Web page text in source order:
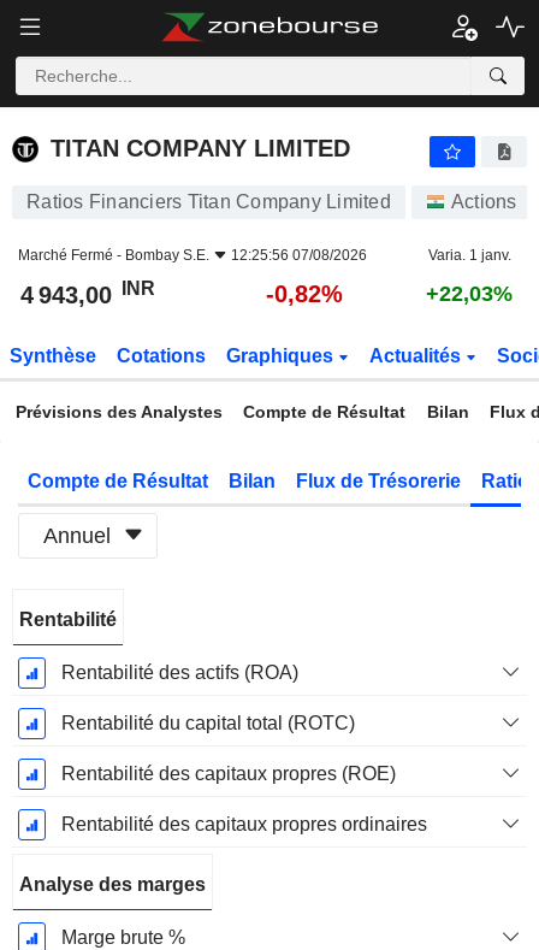
TITAN COMPANY LIMITED
TITAN COMPANY LIMITED
Ratios Financiers Titan Company Limited Actions
Marché Fermé - Bombay S.E. 12:25:56 07/08/2026 Varia. 1 janv.
4 943,00 INR -0,82% +22,03%
Synthèse Cotations Graphiques Actualités
Prévisions des Analystes Compte de Résultat Bilan Flux
Compte de Résultat Bilan Flux de Trésorerie
Annuel
Fiscale:
Mars
Rentabilité
Rentabilité des actifs (ROA)
Rentabilité du capital total (ROTC)
Rentabilité des capitaux propres (ROE)
Rentabilité des capitaux propres ordinaires
Analyse des marges
Marge brute %